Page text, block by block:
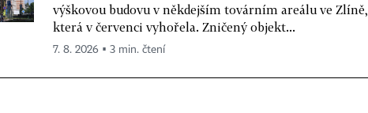
výškovou budovu v někdejším továrním areálu ve Zlíně,
která v červenci vyhořela. Zničený objekt...
7. 8. 2026 ▪ 3 min. čtení